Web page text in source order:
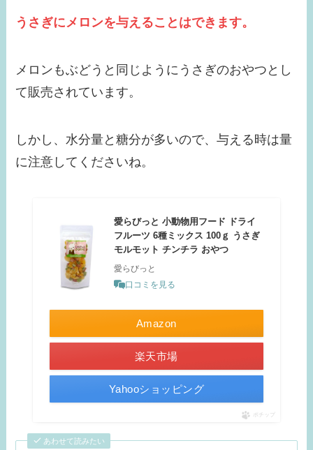
うさぎにメロンを与えること はできます。
メロンもぶどうと同じようにうさぎのおやつとし
て販売されています。
しかし、水分量と糖分が多いので、与える時は量
に注意してくださいね。
愛らびっと 小動物用フード ドライ
フルーツ 6種ミックス 100ｇ うさぎ
モルモット チンチラ おやつ
愛らびっと
口コミを見る
Amazon
楽天市場
Yahooショッピング
ポチップ
あわせて読みたい